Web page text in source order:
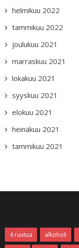
helmikuu 2022
tammikuu 2022
joulukuu 2021
marraskuu 2021
lokakuu 2021
syyskuu 2021
elokuu 2021
heinäkuu 2021
tammikuu 2021
4 ruutua alkoholi